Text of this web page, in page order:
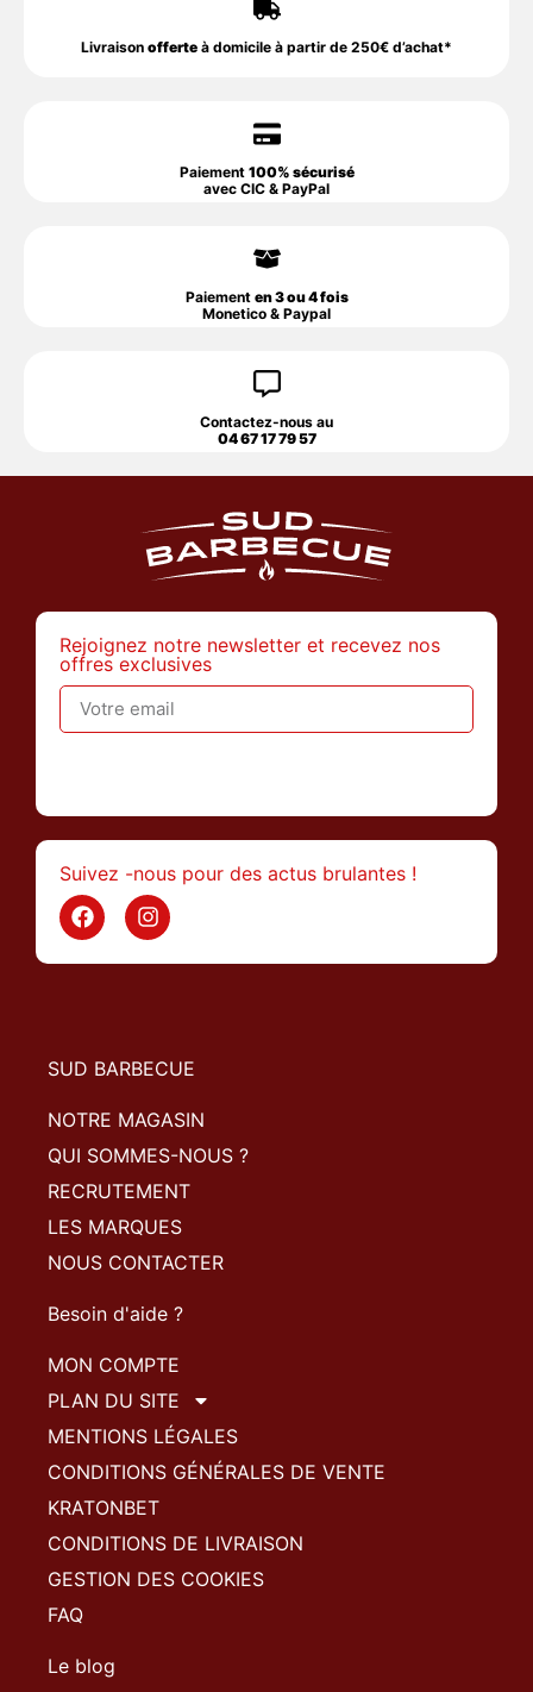
Livraison offerte à domicile à partir de 250€ d’achat*
Paiement 100% sécurisé
avec CIC & PayPal
Paiement en 3 ou 4 fois
Monetico & Paypal
Contactez-nous au
04 67 17 79 57
Rejoignez notre newsletter et recevez nos
offres exclusives
Suivez -nous pour des actus brulantes !
SUD BARBECUE
NOTRE MAGASIN
QUI SOMMES-NOUS ?
RECRUTEMENT
LES MARQUES
NOUS CONTACTER
Besoin d'aide ?
MON COMPTE
PLAN DU SITE
MENTIONS LÉGALES
CONDITIONS GÉNÉRALES DE VENTE
KRATONBET
CONDITIONS DE LIVRAISON
GESTION DES COOKIES
FAQ
Le blog